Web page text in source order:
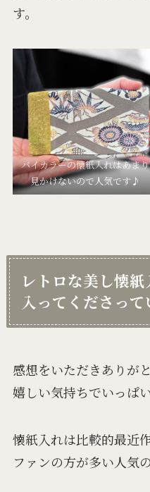
す。
バイカラーの懐紙入れはあまり
見かけないので人気です♪
レトロな美し懐
入ってくださっ
感想をいただきありが
嬉しい気持ちでいっぱい
懐紙入れは比較的最近
ファンの方が多い人気